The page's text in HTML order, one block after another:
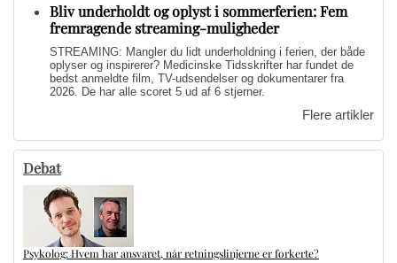
Bliv underholdt og oplyst i sommerferien: Fem
fremragende streaming-muligheder
STREAMING: Mangler du lidt underholdning i ferien, der både
oplyser og inspirerer? Medicinske Tidsskrifter har fundet de
bedst anmeldte film, TV-udsendelser og dokumentarer fra
2026. De har alle scoret 5 ud af 6 stjerner.
Flere artikler
Debat
Psykolog: Hvem har ansvaret, når retningslinjerne er forkerte?